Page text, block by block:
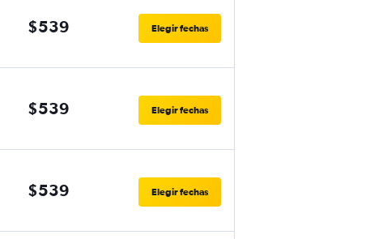
$539 Elegir fechas
$539 Elegir fechas
$539 Elegir fechas